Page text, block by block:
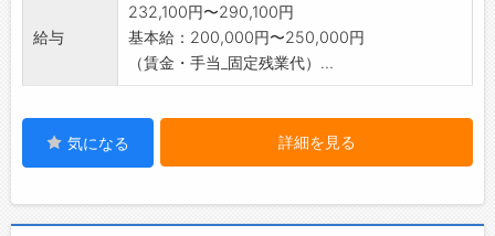
給与
232,100円〜290,100円
基本給：200,000円〜250,000円
（賃金・手当_固定残業代）...
気になる 詳細を見る